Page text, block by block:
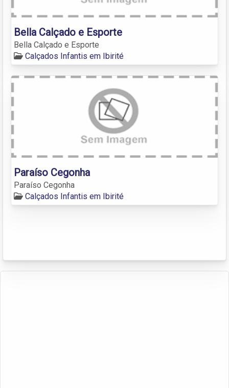
Bella Calçado e Esporte
Bella Calçado e Esporte
Calçados Infantis em Ibirité
Paraíso Cegonha
Paraíso Cegonha
Calçados Infantis em Ibirité